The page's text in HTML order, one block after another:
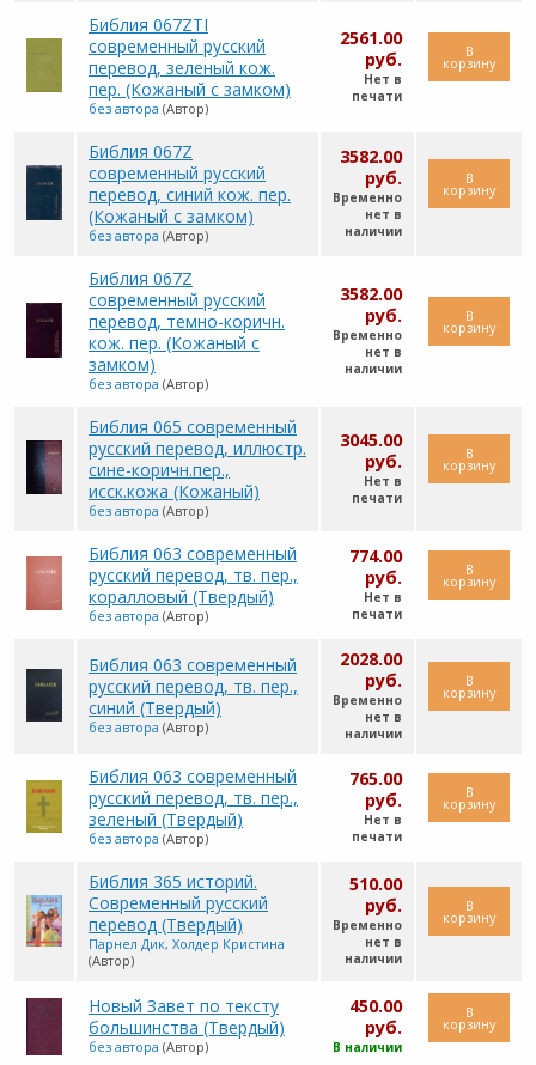
Библия 067ZTI
современный русский
перевод, зеленый кож.
пер. (Кожаный с замком)
без автора (Автор)
2561.00
руб.
Нет в
печати
В
корзину
Библия 067Z
современный русский
перевод, синий кож. пер.
(Кожаный с замком)
без автора (Автор)
3582.00
руб.
Временно
нет в
наличии
В
корзину
Библия 067Z
современный русский
перевод, темно-коричн.
кож. пер. (Кожаный с
замком)
без автора (Автор)
3582.00
руб.
Временно
нет в
наличии
В
корзину
Библия 065 современный
русский перевод, иллюстр.
сине-коричн.пер.,
исск.кожа (Кожаный)
без автора (Автор)
3045.00
руб.
Нет в
печати
В
корзину
Библия 063 современный
русский перевод, тв. пер.,
коралловый (Твердый)
без автора (Автор)
774.00
руб.
Нет в
печати
В
корзину
Библия 063 современный
русский перевод, тв. пер.,
синий (Твердый)
без автора (Автор)
2028.00
руб.
Временно
нет в
наличии
В
корзину
Библия 063 современный
русский перевод, тв. пер.,
зеленый (Твердый)
без автора (Автор)
765.00
руб.
Нет в
печати
В
корзину
Библия 365 историй.
Современный русский
перевод (Твердый)
Парнел Дик, Холдер Кристина
(Автор)
510.00
руб.
Временно
нет в
наличии
В
корзину
Новый Завет по тексту
большинства (Твердый)
без автора (Автор)
450.00
руб.
В наличии
В
корзину